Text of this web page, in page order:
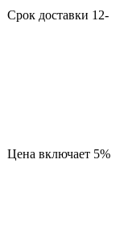
Срок доставки 12-
Цена включает 5%